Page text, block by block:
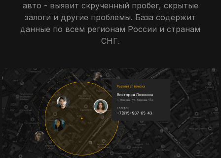
авто - выявит скрученный пробег, скрытые
залоги и другие проблемы. База содержит
данные по всем регионам России и странам
СНГ.